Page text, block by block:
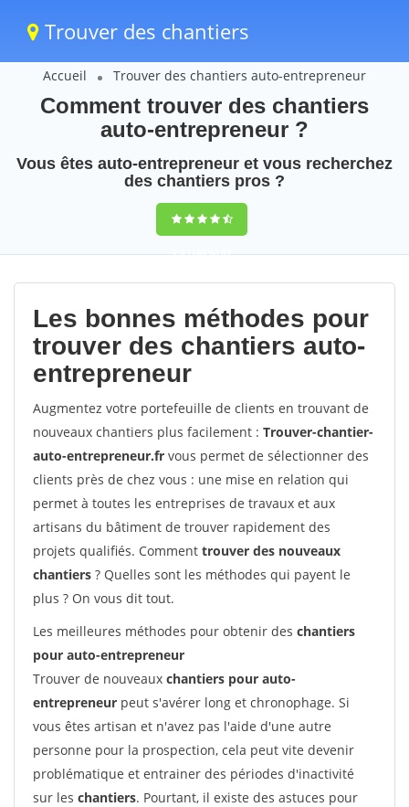
Trouver des chantiers
Accueil Trouver des chantiers auto-entrepreneur
Comment trouver des chantiers
auto-entrepreneur ?
Vous êtes auto-entrepreneur et vous recherchez
des chantiers pros ?
9,5(100%)37
votes
Les bonnes méthodes pour
trouver des chantiers auto-
entrepreneur
Augmentez votre portefeuille de clients en trouvant de
nouveaux chantiers plus facilement : Trouver-chantier-
auto-entrepreneur.fr vous permet de sélectionner des
clients près de chez vous : une mise en relation qui
permet à toutes les entreprises de travaux et aux
artisans du bâtiment de trouver rapidement des
projets qualifiés. Comment trouver des nouveaux
chantiers ? Quelles sont les méthodes qui payent le
plus ? On vous dit tout.
Les meilleures méthodes pour obtenir des chantiers
pour auto-entrepreneur
Trouver de nouveaux chantiers pour auto-
entrepreneur peut s'avérer long et chronophage. Si
vous êtes artisan et n'avez pas l'aide d'une autre
personne pour la prospection, cela peut vite devenir
problématique et entrainer des périodes d'inactivité
sur les chantiers. Pourtant, il existe des astuces pour